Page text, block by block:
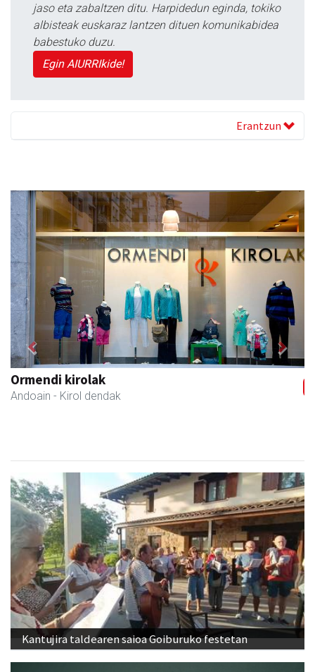
jaso eta zabaltzen ditu. Harpidedun eginda, tokiko
albisteak euskaraz lantzen dituen komunikabidea
babestuko duzu.
Egin AIURRIkide!
Erantzun
Kiwi Corner English
Andoain - Akademiak
Previous Next
Kantujira taldearen saioa Goiburuko festetan